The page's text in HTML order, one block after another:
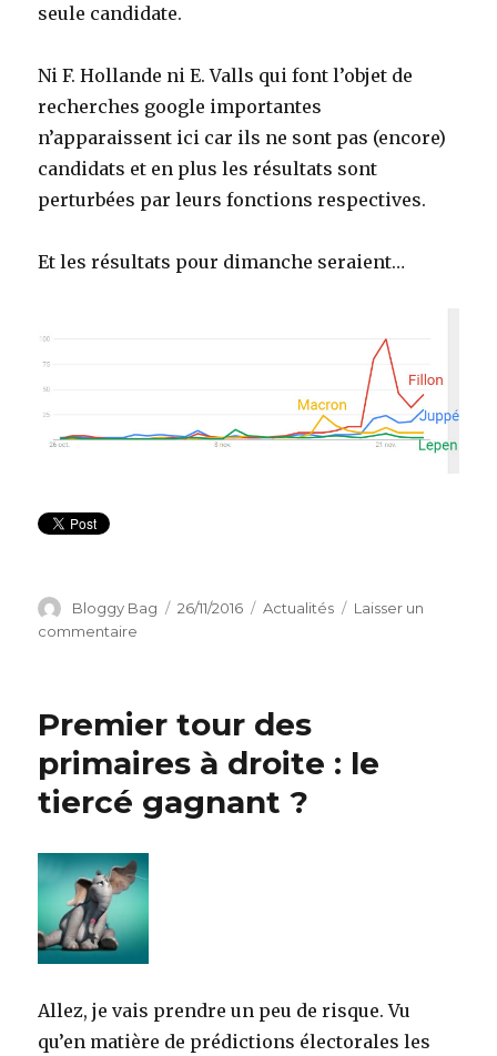
seule candidate.
Ni F. Hollande ni E. Valls qui font l’objet de
recherches google importantes
n’apparaissent ici car ils ne sont pas (encore)
candidats et en plus les résultats sont
perturbées par leurs fonctions respectives.
Et les résultats pour dimanche seraient…
Auteur
Bloggy Bag
Publié
26/11/2016 Catégories
Actualités
Laisser un
commentaire
avait
lieu
dimanche,
le
vainqueur
Premier tour des
primaires à droite : le
tiercé gagnant ?
Allez, je vais prendre un peu de risque. Vu
qu’en matière de prédictions électorales les